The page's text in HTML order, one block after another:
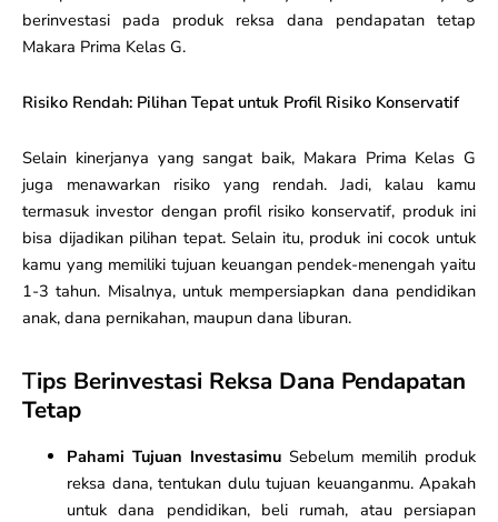
berinvestasi pada produk reksa dana pendapatan tetap
Makara Prima Kelas G.
Risiko Rendah: Pilihan Tepat untuk Profil Risiko Konservatif
Selain kinerjanya yang sangat baik, Makara Prima Kelas G
juga menawarkan risiko yang rendah. Jadi, kalau kamu
termasuk investor dengan profil risiko konservatif, produk ini
bisa dijadikan pilihan tepat. Selain itu, produk ini cocok untuk
kamu yang memiliki tujuan keuangan pendek-menengah yaitu
1-3 tahun. Misalnya, untuk mempersiapkan dana pendidikan
anak, dana pernikahan, maupun dana liburan.
Tips Berinvestasi Reksa Dana Pendapatan
Tetap
Pahami Tujuan Investasimu Sebelum memilih produk
reksa dana, tentukan dulu tujuan keuanganmu. Apakah
untuk dana pendidikan, beli rumah, atau persiapan